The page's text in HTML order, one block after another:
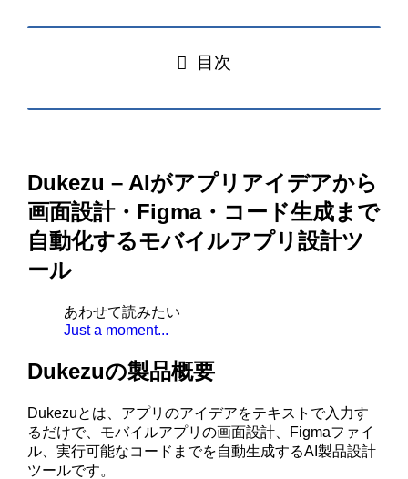
目次
Dukezu – AIがアプリアイデアから
画面設計・Figma・コード生成まで
自動化するモバイルアプリ設計ツ
ール
あわせて読みたい
Just a moment...
Dukezuの製品概要
Dukezuとは、アプリのアイデアをテキストで入力す
るだけで、モバイルアプリの画面設計、Figmaファイ
ル、実行可能なコードまでを自動生成するAI製品設計
ツールです。